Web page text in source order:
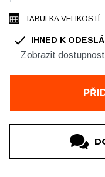
IHNED K
Zobrazit
TABULKA VELIKOSTÍ